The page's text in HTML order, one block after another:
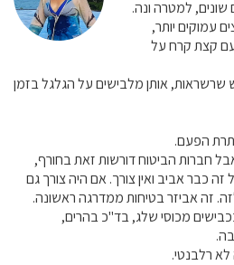
למטרה ונה.
עמוקים יותר,
קצת קרח על
אותן מלבישים על הגלגל בזמן
הפעם.
חברות הביטוח דורשות זאת בחורף,
זה כבר אביב ואין צורך. אם היה צורך גם
זה אביזר בטיחות ממדרגה ראשונה.
מכוסי שלג, בד"כ בהרים,
רלבנטי.